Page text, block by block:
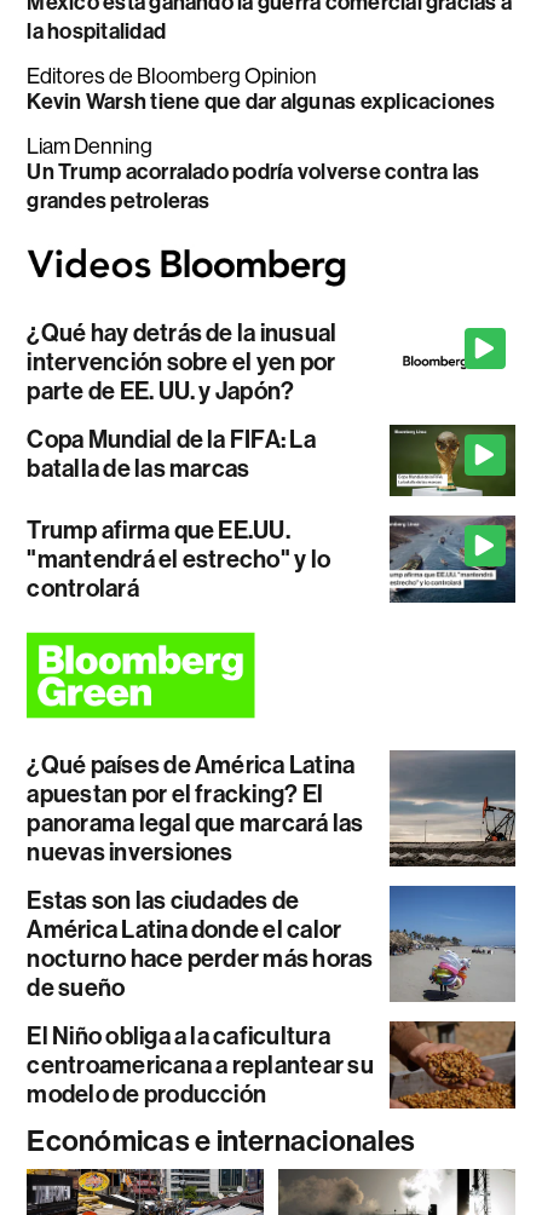
la hospitalidad
Editores de Bloomberg Opinion
Kevin Warsh tiene que dar algunas explicaciones
Liam Denning
Un Trump acorralado podría volverse contra las
grandes petroleras
¿Qué hay detrás de la inusual
intervención sobre el yen por
parte de EE. UU. y Japón?
Copa Mundial de la FIFA: La
batalla de las marcas
Trump afirma que EE.UU.
"mantendrá el estrecho" y lo
controlará
¿Qué países de América Latina
apuestan por el fracking? El
panorama legal que marcará las
nuevas inversiones
Estas son las ciudades de
América Latina donde el calor
nocturno hace perder más horas
de sueño
El Niño obliga a la caficultura
centroamericana a replantear su
modelo de producción
Económicas e internacionales